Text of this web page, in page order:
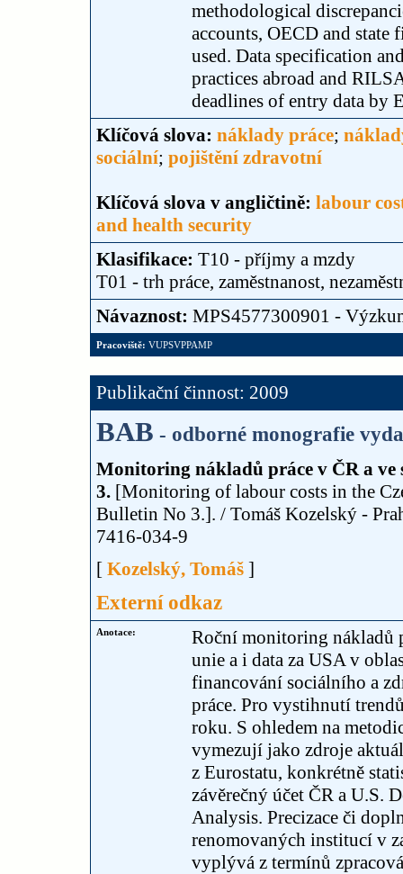
methodological
accounts, OECD and state
used. Data specification
practices abroad and
deadlines of entry data by
Klíčová slova: náklady práce;
sociální; pojištění zdravotní
Klíčová slova v angličtině: labour
and health security
Klasifikace: T10 - příjmy a mzdy
T01 - trh práce, zaměstnanost,
Návaznost: MPS4577300901 -
Pracoviště: VUPSVPPAMP
Publikační činnost: 2009
BAB - odborné monografie
Monitoring nákladů práce v ČR a ve
3. [Monitoring of labour costs in the
Bulletin No 3.]. / Tomáš Kozelský -
7416-034-9
[ Kozelský, Tomáš ]
Externí odkaz
Anotace:
Roční monitoring nákladů
unie a i data za USA v
financování sociálního a
práce. Pro vystihnutí
roku. S ohledem na
vymezují jako zdroje
z Eurostatu, konkrétně
závěrečný účet ČR a U.S.
Analysis. Precizace či
renomovaných institucí v
vyplývá z termínů